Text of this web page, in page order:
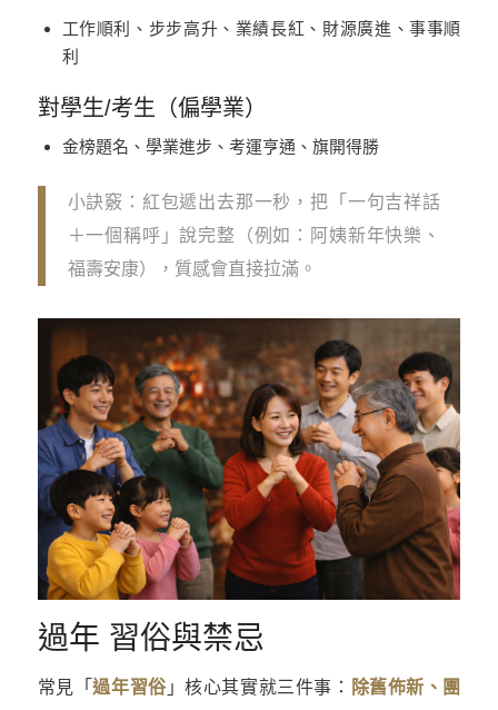
工作順利、步步高升、業績長紅、財源廣進、事事順
利
對學生/考生（偏學業）
金榜題名、學業進步、考運亨通、旗開得勝
小訣竅：紅包遞出去那一秒，把「一句吉祥話
＋一個稱呼」說完整（例如：阿姨新年快樂、
福壽安康），質感會直接拉滿。
過年 習俗與禁忌
常見「過年習俗」核心其實就三件事：
除舊佈新、團